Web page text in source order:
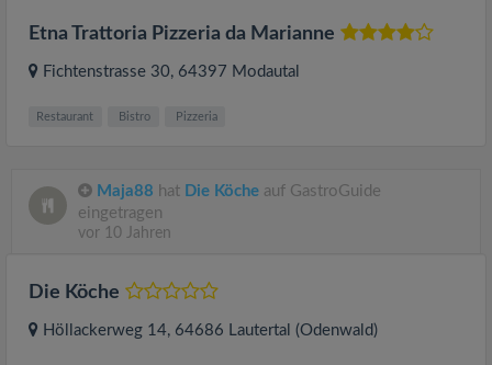
Etna Trattoria Pizzeria da Marianne
Fichtenstrasse 30, 64397 Modautal
Restaurant Bistro Pizzeria
Maja88 hat Die Köche auf GastroGuide
eingetragen
vor 10 Jahren
Die Köche
Höllackerweg 14, 64686 Lautertal (Odenwald)